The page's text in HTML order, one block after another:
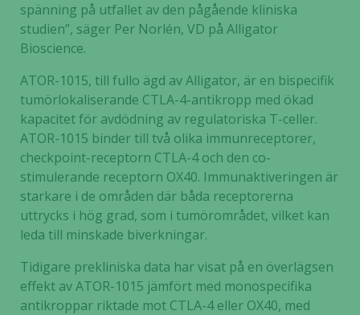
spänning på utfallet av den pågående kliniska
studien”, säger Per Norlén, VD på Alligator
Bioscience.
ATOR-1015, till fullo ägd av Alligator, är en bispecifik
tumörlokaliserande CTLA-4-antikropp med ökad
kapacitet för avdödning av regulatoriska T-celler.
ATOR-1015 binder till två olika immunreceptorer,
checkpoint-receptorn CTLA-4 och den co-
stimulerande receptorn OX40. Immunaktiveringen är
starkare i de områden där båda receptorerna
uttrycks i hög grad, som i tumörområdet, vilket kan
leda till minskade biverkningar.
Tidigare prekliniska data har visat på en överlägsen
effekt av ATOR-1015 jämfört med monospecifika
antikroppar riktade mot CTLA-4 eller OX40, med